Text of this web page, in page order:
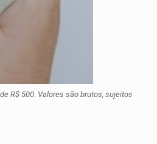
R$ 500. Valores são brutos, sujeitos